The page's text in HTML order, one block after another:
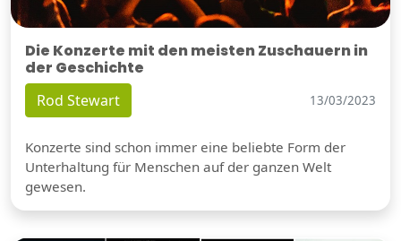
Die Konzerte mit den meisten Zuschauern in
der Geschichte
Rod Stewart 13/03/2023
Konzerte sind schon immer eine beliebte Form der
Unterhaltung für Menschen auf der ganzen Welt
gewesen.